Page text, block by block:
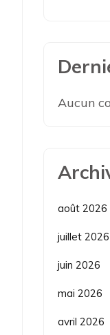
Aucun
août 2026
juillet 2026
juin 2026
mai 2026
avril 2026